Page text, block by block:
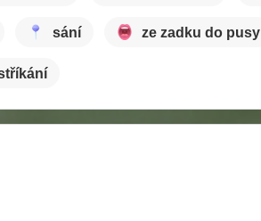
sání ze zadku do pusy